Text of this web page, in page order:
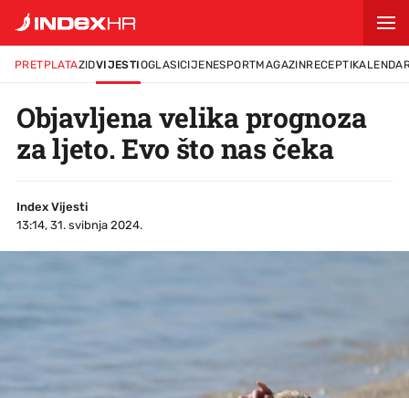
PRETPLATAZIDVIJESTIOGLASICIJENESPORTMAGAZINRECEPTI
Objavljena velika prognoza
za ljeto. Evo što nas čeka
Index Vijesti
13:14, 31. svibnja 2024.